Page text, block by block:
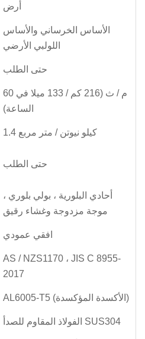
أرض
الأساس الخرساني والأساس
اللولبي الأرضي
حتى الطلب
60 م / ث (216 كم / 133 ميلا في
الساعة)
1.4 كيلو نيوتن / متر مربع
حتى الطلب
أحادي البلورية ، بولي بلوري ،
موجة مزدوجة وغشاء رقيق
افقي عمودي
AS / NZS1170 ، JIS C 8955-
2017
AL6005-T5 (الأكسدة المؤكسدة)
الفولاذ المقاوم للصدأ SUS304